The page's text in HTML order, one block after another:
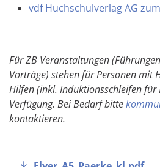
vdf Huchschulverlag AG
Für ZB Veranstaltungen
Vorträge) stehen für Personen mit
Hilfen (inkl. Induktionsschleifen für
Verfügung. Bei Bedarf bitte
kontaktieren.